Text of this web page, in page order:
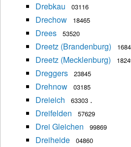
Drebkau 03116
Drechow 18465
Drees 53520
Dreetz (Brandenburg)
Dreetz (Mecklenburg)
Dreggers 23845
Drehnow 03185
Dreieich 63303 .
Dreifelden
57629
Drei Gleichen 99869
Dreiheide 04860